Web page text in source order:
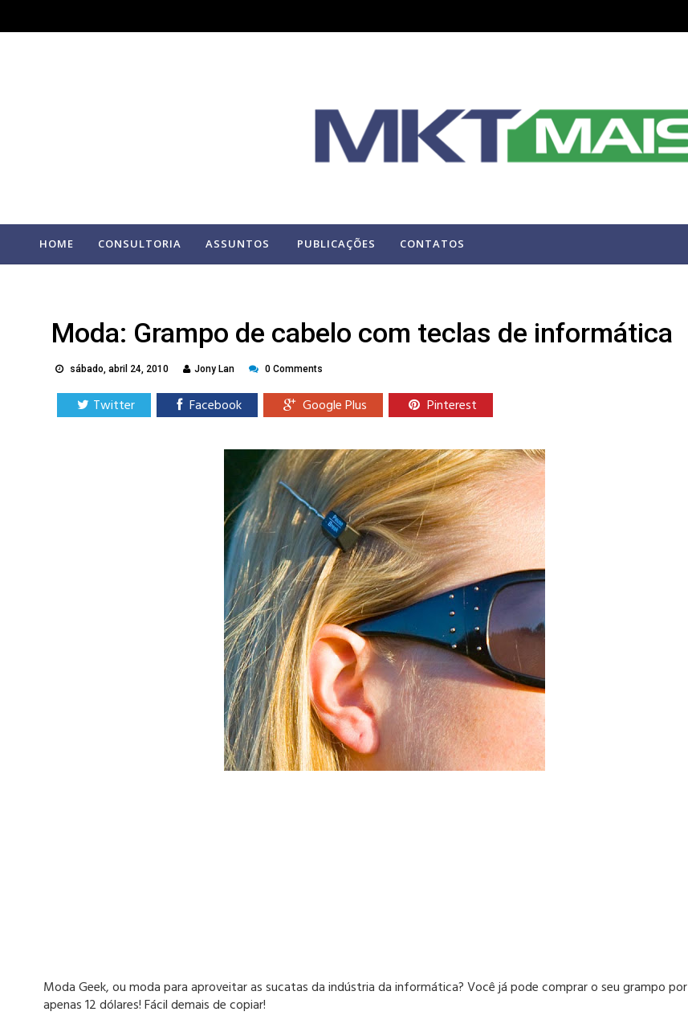
HOME CONSULTORIA ASSUNTOS PUBLICAÇÕES CONTATOS
Moda: Grampo de cabelo com teclas de informática
sábado, abril 24, 2010 Jony Lan 0 Comments
Twitter Facebook Google Plus Pinterest
Moda Geek, ou moda para aproveitar as sucatas da indústria da informática? Você já pode comprar o seu grampo por
apenas 12 dólares! Fácil demais de copiar!